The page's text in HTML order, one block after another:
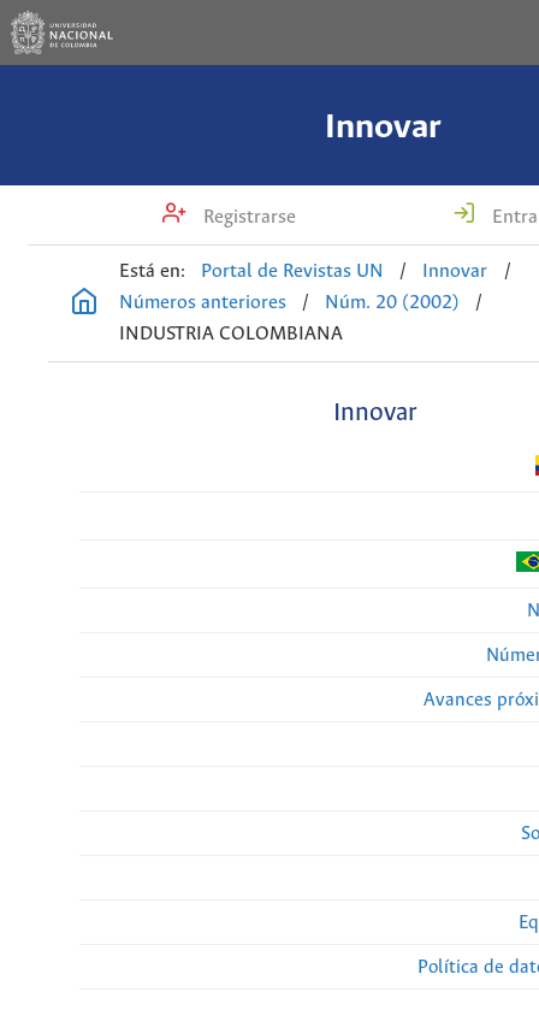
Innovar
Registrarse
Está en: Portal de Revistas UN / Innovar
/
Números anteriores
/ Núm. 20 (2002)
/
INDUSTRIA COLOMBIANA
Innovar
Avances
Política de